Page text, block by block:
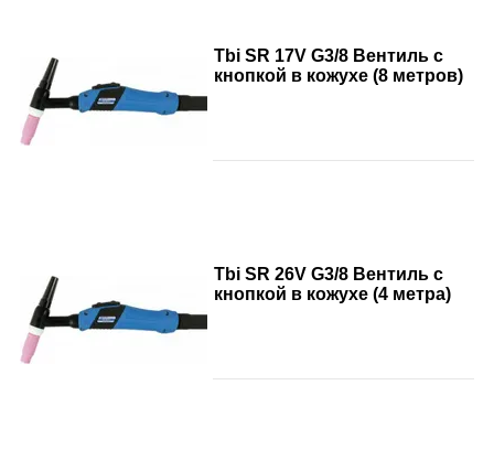
Tbi SR 17V G3/8 Вентиль с
кнопкой в кожухе (8 метров)
Tbi SR 26V G3/8 Вентиль с
кнопкой в кожухе (4 метра)